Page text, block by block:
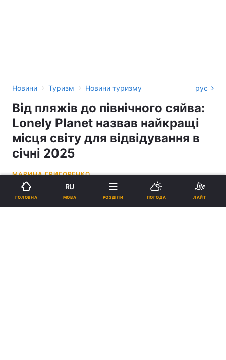
Новини › Туризм › Новини туризму рус
Від пляжів до північного сяйва:
Lonely Planet назвав найкращі
місця світу для відвідування в
січні 2025
МАРИНА ГРИГОРЕНКО
14:32, 13.12.24
ГОЛОВНА
RU
МОВА РОЗДІЛИ ПОГОДА ЛАЙТ